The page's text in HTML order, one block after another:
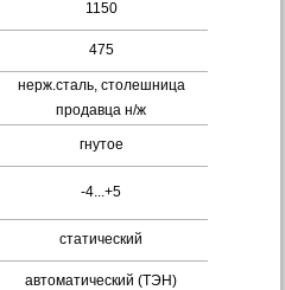
1150
475
нерж.сталь, столешница
продавца н/ж
гнутое
-4...+5
статический
автоматический (ТЭН)